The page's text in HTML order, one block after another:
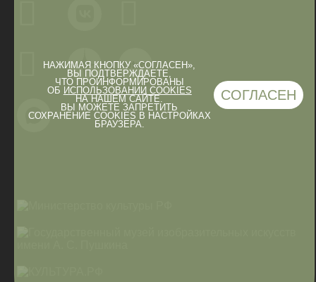
НАЖИМАЯ КНОПКУ «СОГЛАСЕН»,
ВЫ ПОДТВЕРЖДАЕТЕ,
ЧТО ПРОИНФОРМИРОВАНЫ
ОБ ИСПОЛЬЗОВАНИИ COOKIES
НА НАШЕМ САЙТЕ.
ВЫ МОЖЕТЕ ЗАПРЕТИТЬ
СОХРАНЕНИЕ COOKIES В НАСТРОЙКАХ
БРАУЗЕРА.
СОГЛАСЕН